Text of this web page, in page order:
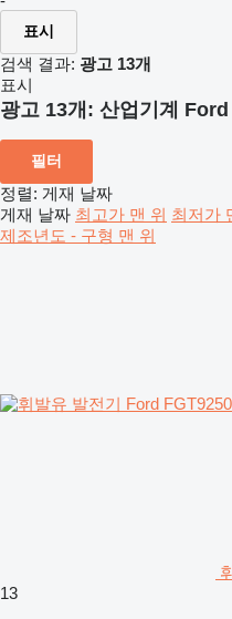
표시
검색 결과: 광고 13개
표시
광고 13개: 산업기계 Ford
필터
정렬: 게재 날짜
게재 날짜 최고가 맨 위 최저가
제조년도 - 구형 맨 위
13